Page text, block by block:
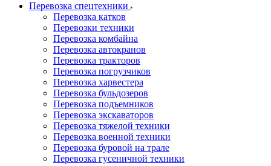
Перевозка спецтехники
Перевозка катков
Перевозки техники
Перевозка комбайна
Перевозка автокранов
Перевозка тракторов
Перевозка погрузчиков
Перевозка харвестера
Перевозка бульдозеров
Перевозка подъемников
Перевозка экскаваторов
Перевозка тяжелой техники
Перевозка военной техники
Перевозка буровой на трале
Перевозка гусеничной техники